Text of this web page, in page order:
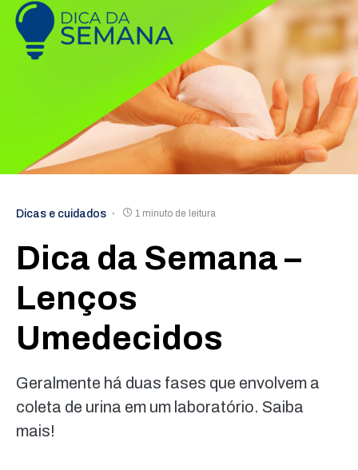
Dicas e cuidados 1 minuto de leitura
Dica da Semana –
Lenços
Umedecidos
Geralmente há duas fases que envolvem a
coleta de urina em um laboratório. Saiba
mais!